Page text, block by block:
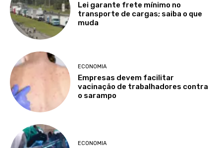
Lei garante frete mínimo no
transporte de cargas; saiba o que
muda
ECONOMIA
Empresas devem facilitar
vacinação de trabalhadores contra
o sarampo
ECONOMIA